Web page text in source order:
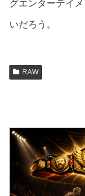
グエンターテイ
いだろう。
RAW